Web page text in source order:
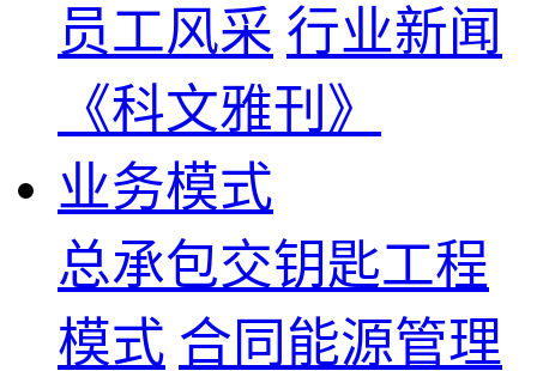
员工风采 行业新闻
《科文雅刊》
业务模式
总承包交钥匙工程
模式 合同能源管理